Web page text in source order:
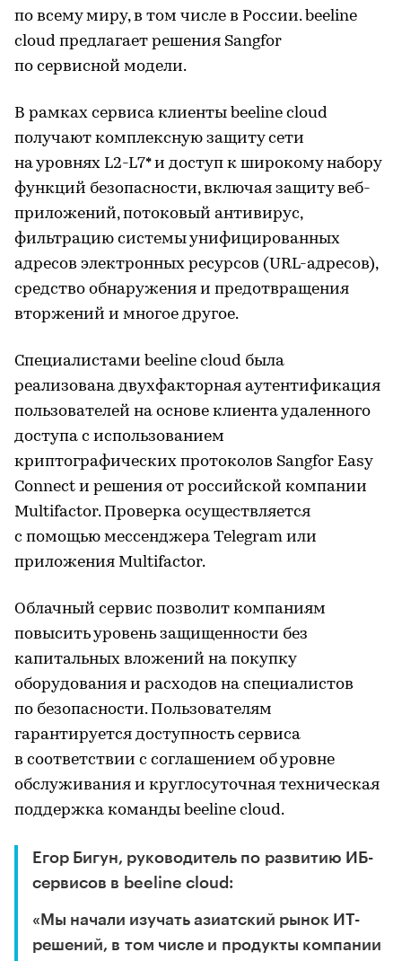
по всему миру, в том числе в России. beeline
cloud предлагает решения Sangfor
по сервисной модели.
В рамках сервиса клиенты beeline cloud
получают комплексную защиту сети
на уровнях L2-L7* и доступ к широкому набору
функций безопасности, включая защиту веб-
приложений, потоковый антивирус,
фильтрацию системы унифицированных
адресов электронных ресурсов (URL-адресов),
средство обнаружения и предотвращения
вторжений и многое другое.
Специалистами beeline cloud была
реализована двухфакторная аутентификация
пользователей на основе клиента удаленного
доступа с использованием
криптографических протоколов Sangfor Easy
Connect и решения от российской компании
Multifactor. Проверка осуществляется
с помощью мессенджера Telegram или
приложения Multifactor.
Облачный сервис позволит компаниям
повысить уровень защищенности без
капитальных вложений на покупку
оборудования и расходов на специалистов
по безопасности. Пользователям
гарантируется доступность сервиса
в соответствии с соглашением об уровне
обслуживания и круглосуточная техническая
поддержка команды beeline cloud.
Егор Бигун, руководитель по развитию ИБ-
сервисов в beeline cloud:
«Мы начали изучать азиатский рынок ИТ-
решений, в том числе и продукты компании